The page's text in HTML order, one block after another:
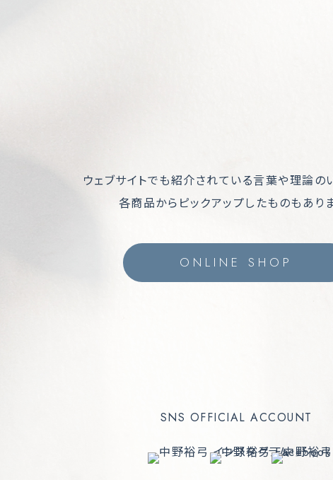
ウェブサイトでも紹介されている言葉や理論の
各商品からピックアップしたものもありま
ONLINE SHOP
SNS OFFICIAL ACCOUNT